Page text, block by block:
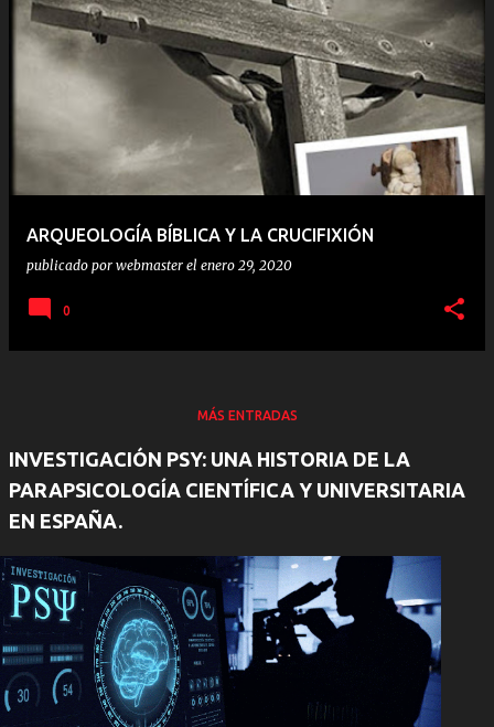
ARQUEOLOGÍA BÍBLICA Y LA CRUCIFIXIÓN
publicado por webmaster el enero 29, 2020
0
MÁS ENTRADAS
INVESTIGACIÓN PSY: UNA HISTORIA DE LA
PARAPSICOLOGÍA CIENTÍFICA Y UNIVERSITARIA
EN ESPAÑA.